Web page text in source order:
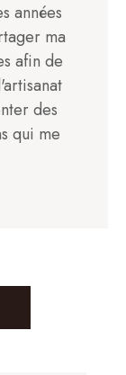
années
ma
afin de
des
qui me